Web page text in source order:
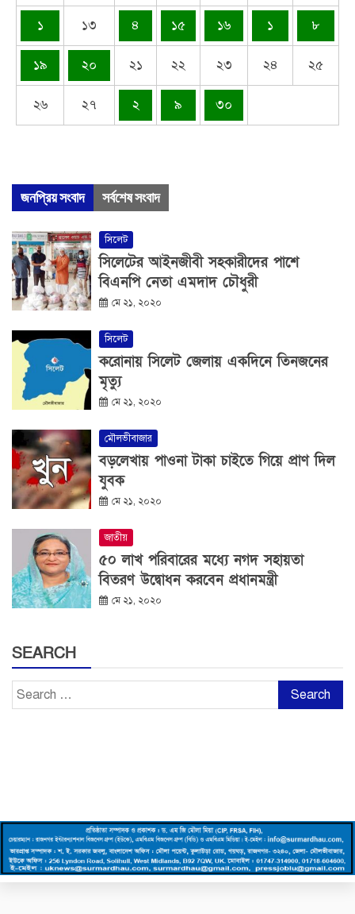
১ ১৩ ৪ ১৫ ১৬ ১ ৮
১৯ ২০ ২১ ২২ ২৩ ২৪ ২৫
২৬ ২৭ ২ ৯ ৩০
জনপ্রিয় সংবাদ সর্বশেষ সংবাদ
সিলেট
সিলেটের আইনজীবী সহকারীদের পাশে
বিএনপি নেতা এমদাদ চৌধুরী
মে ২১, ২০২০
সিলেট
করোনায় সিলেট জেলায় একদিনে তিনজনের
মৃত্যু
মে ২১, ২০২০
মৌলভীবাজার
বড়লেখায় পাওনা টাকা চাইতে গিয়ে প্রাণ দিল
যুবক
মে ২১, ২০২০
জাতীয়
৫০ লাখ পরিবারের মধ্যে নগদ সহায়তা
বিতরণ উদ্বোধন করবেন প্রধানমন্ত্রী
মে ২১, ২০২০
SEARCH
Search
for: